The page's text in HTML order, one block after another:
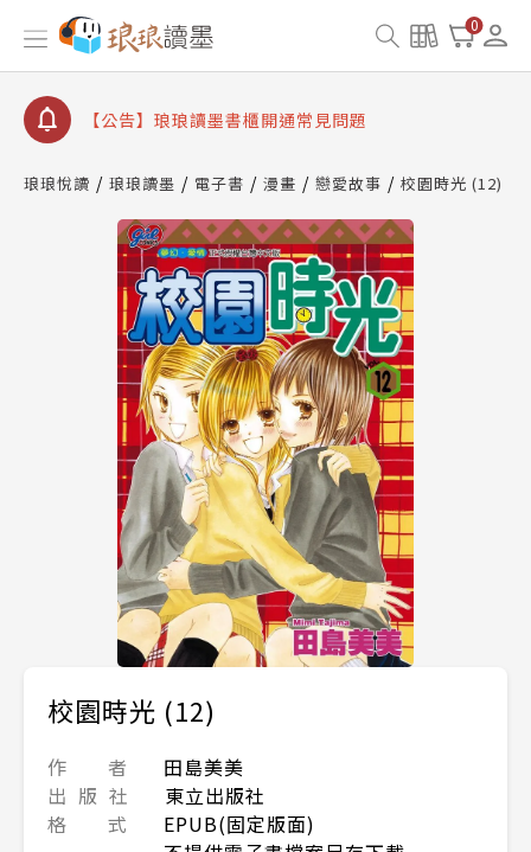
0
【公告】琅琅書店服務升級重要說明及資產合併結果
查詢
【公告】琅琅讀墨數位閱讀資產合併與書櫃開通申請
【公告】琅琅讀墨書櫃開通常見問題
請圖文教學
查詢
【公告】琅琅讀墨數位閱讀資產合併與書櫃開通申請
琅琅悅讀 琅琅讀墨 電子書 漫畫 戀愛故事 校園時光 (12)
校園時光 (12)
作 者
田島美美
出 版 社
東立出版社
格 式
EPUB(固定版面)